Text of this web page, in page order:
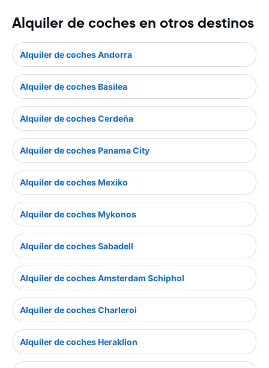
Alquiler de coches en otros destinos
Alquiler de coches Andorra
Alquiler de coches Basilea
Alquiler de coches Cerdeña
Alquiler de coches Panama City
Alquiler de coches Mexiko
Alquiler de coches Mykonos
Alquiler de coches Sabadell
Alquiler de coches Amsterdam Schiphol
Alquiler de coches Charleroi
Alquiler de coches Heraklion